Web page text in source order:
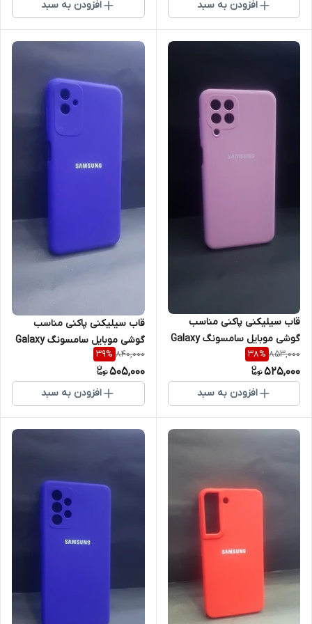
افزودن به سبد افزودن به سبد
قاب سیلیکنی پاکنی مناسب
گوشی موبایل سامسونگ Galaxy
M32
853,000
38%
525,000
افزودن به سبد
قاب سیلیکنی پاکنی مناسب
گوشی موبایل سامسونگ Galaxy
A03
840,000
39%
505,000
افزودن به سبد